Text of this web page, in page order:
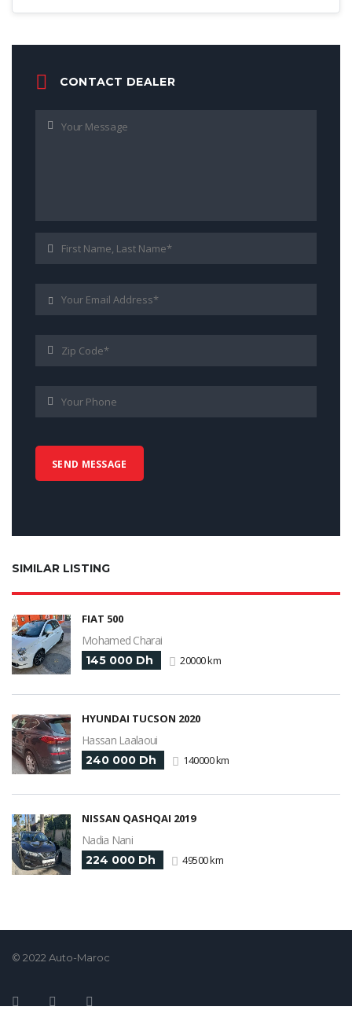
CONTACT DEALER
SIMILAR LISTING
FIAT 500
Mohamed Charai
145 000 Dh 20000 km
HYUNDAI TUCSON 2020
Hassan Laalaoui
240 000 Dh 140000 km
NISSAN QASHQAI 2019
Nadia Nani
224 000 Dh 49500 km
© 2022 Auto-Maroc